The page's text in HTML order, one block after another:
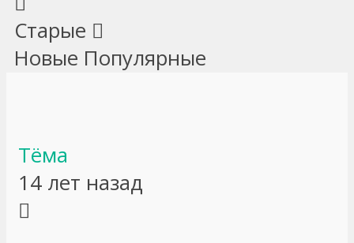
Старые
Новые Популярные
Тёма
14 лет назад